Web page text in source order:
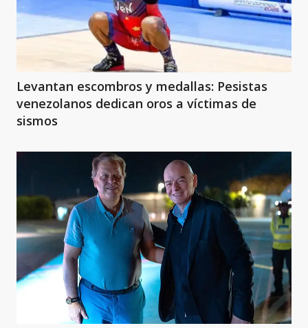
Levantan escombros y medallas: Pesistas
venezolanos dedican oros a víctimas de
sismos